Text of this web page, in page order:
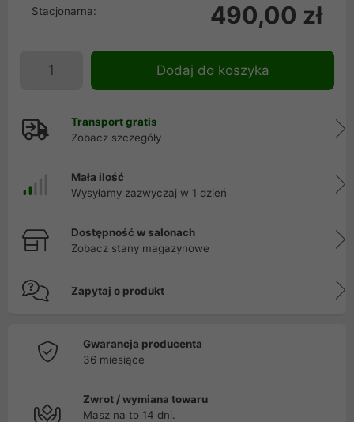
Stacjonarna: 490,00 zł
Dodaj do koszyka
Transport gratis
Zobacz szczegóły
Mała ilość
Wysyłamy zazwyczaj w 1 dzień
Dostępność w salonach
Zobacz stany magazynowe
Zapytaj o produkt
Gwarancja producenta
36 miesiące
Zwrot / wymiana towaru
Masz na to 14 dni.